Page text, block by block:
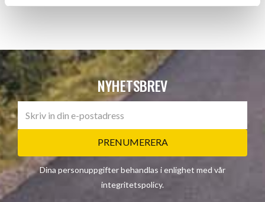
NYHETSBREV
PRENUMERERA
Dina personuppgifter behandlas i enlighet med vår
integritetspolicy.